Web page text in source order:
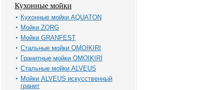
Кухонные мойки
Кухонные мойки AQUATON
Мойки ZORG
Мойки GRANFEST
Стальные мойки OMOIKIRI
Гранитные мойки OMOIKIRI
Стальные мойки ALVEUS
Мойки ALVEUS искусственный
гранит